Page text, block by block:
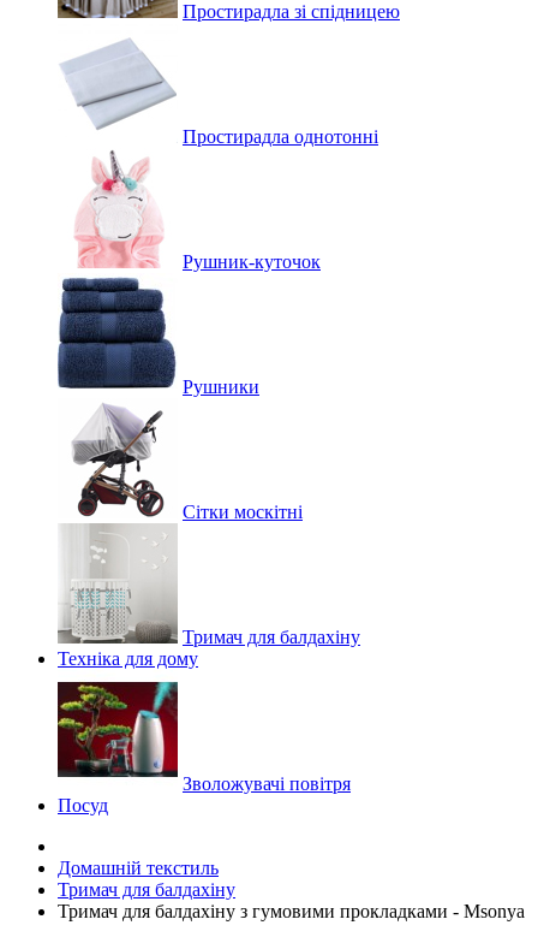
Простирадла зі спідницею
Простирадла однотонні
Рушник-куточок
Рушники
Сітки москітні
Тримач для балдахіну
Техніка для дому
Зволожувачі повітря
Посуд
Домашній текстиль
Тримач для балдахіну
Тримач для балдахіну з гумовими прокладками - Msonya